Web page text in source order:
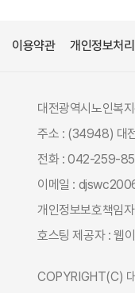
이용약관 개인정보처
대전광역시노인복
주소 : (34948) 대
전화 : 042-259-
이메일 :
개인정보보호책임
호스팅 제공자 : 웹
COPYRIGHT(C)